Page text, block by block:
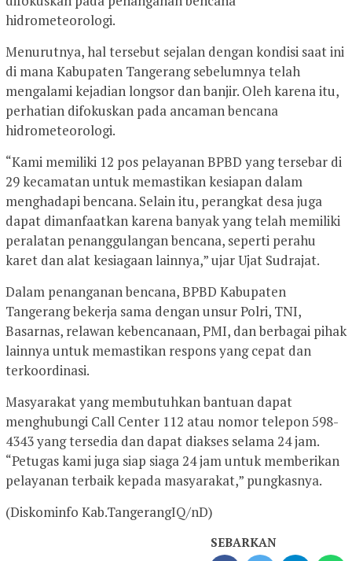
hidrometeorologi.
Menurutnya, hal tersebut sejalan dengan kondisi saat ini
di mana Kabupaten Tangerang sebelumnya telah
mengalami kejadian longsor dan banjir. Oleh karena itu,
perhatian difokuskan pada ancaman bencana
hidrometeorologi.
“Kami memiliki 12 pos pelayanan BPBD yang tersebar di
29 kecamatan untuk memastikan kesiapan dalam
menghadapi bencana. Selain itu, perangkat desa juga
dapat dimanfaatkan karena banyak yang telah memiliki
peralatan penanggulangan bencana, seperti perahu
karet dan alat kesiagaan lainnya,” ujar Ujat Sudrajat.
Dalam penanganan bencana, BPBD Kabupaten
Tangerang bekerja sama dengan unsur Polri, TNI,
Basarnas, relawan kebencanaan, PMI, dan berbagai pihak
lainnya untuk memastikan respons yang cepat dan
terkoordinasi.
Masyarakat yang membutuhkan bantuan dapat
menghubungi Call Center 112 atau nomor telepon 598-
4343 yang tersedia dan dapat diakses selama 24 jam.
“Petugas kami juga siap siaga 24 jam untuk memberikan
pelayanan terbaik kepada masyarakat,” pungkasnya.
(Diskominfo Kab.TangerangIQ/nD)
SEBARKAN